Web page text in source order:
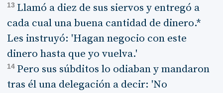
13 Llamó a diez de sus siervos y entregó a
cada cual una buena cantidad de dinero.*
Les instruyó: 'Hagan negocio con este
dinero hasta que yo vuelva.'
14 Pero sus súbditos lo odiaban y mandaron
tras él una delegación a decir: 'No